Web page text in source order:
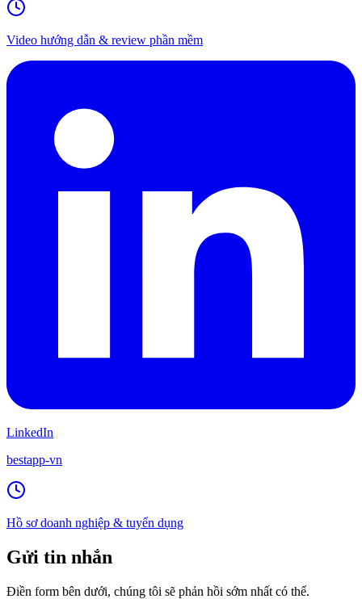
Video hướng dẫn & review phần mềm
LinkedIn
bestapp-vn
Hồ sơ doanh nghiệp & tuyển dụng
Gửi tin nhắn
Điền form bên dưới, chúng tôi sẽ phản hồi sớm nhất có thể.